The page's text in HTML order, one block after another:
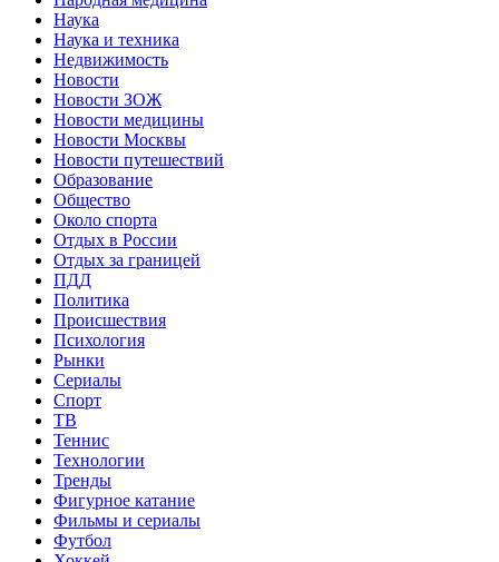
Наука
Наука и техника
Недвижимость
Новости
Новости ЗОЖ
Новости медицины
Новости Москвы
Новости путешествий
Образование
Общество
Около спорта
Отдых в России
Отдых за границей
ПДД
Политика
Происшествия
Психология
Рынки
Сериалы
Спорт
ТВ
Теннис
Технологии
Тренды
Фигурное катание
Фильмы и сериалы
Футбол